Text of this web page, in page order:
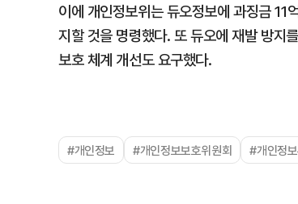
이에 개인정보위는 듀오정보에 과징금
지할 것을 명령했다. 또 듀오에 재발 방지
보호 체계 개선도 요구했다.
#개인정보 #개인정보보호위원회 #개인정